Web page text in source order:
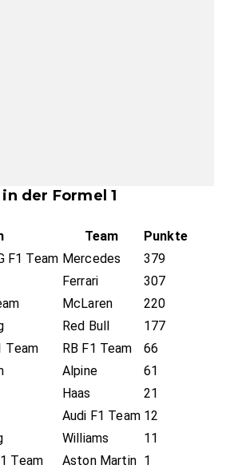
der Formel 1
Team
Punkte
F1 Team Mercedes
379
Ferrari
307
McLaren
220
Red Bull
177
Team RB F1 Team
66
Alpine
61
Haas
21
Audi F1 Team 12
Williams
11
Team Aston Martin 1